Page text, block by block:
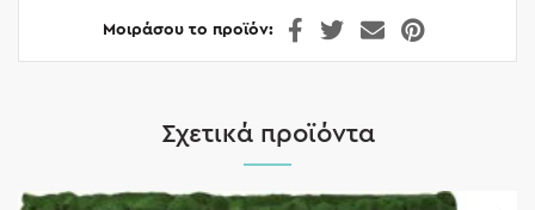
Μοιράσου το προϊόν
Σχετικά προϊόντα